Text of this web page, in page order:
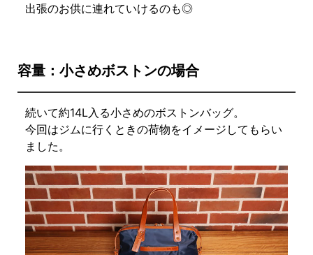
出張のお供に連れていけるのも◎
容量：小さめボストンの場合
続いて約14L入る小さめのボストンバッグ。
今回はジムに行くときの荷物をイメージしてもらい
ました。